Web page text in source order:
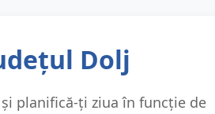
Dolj
planifică-ți ziua în funcție de